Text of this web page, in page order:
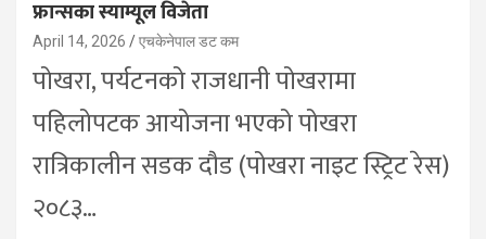
फ्रान्सका स्याम्यूल विजेता
April 14, 2026 एचकेनेपाल डट कम
पोखरा, पर्यटनको राजधानी पोखरामा
पहिलोपटक आयोजना भएको पोखरा
रात्रिकालीन सडक दौड (पोखरा नाइट स्ट्रिट रेस)
२०८३…